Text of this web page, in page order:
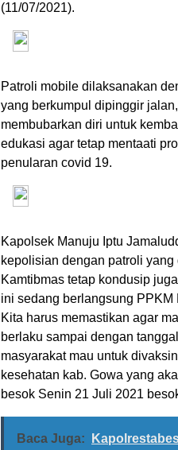
(11/07/2021).
Patroli mobile dilaksanakan
yang berkumpul dipinggir
membubarkan diri untuk
edukasi agar tetap mentaati
penularan covid 19.
Kapolsek Manuju Iptu
kepolisian dengan patroli
Kamtibmas tetap kondusip
ini sedang berlangsung
Kita harus memastikan agar
berlaku sampai dengan
masyarakat mau untuk
kesehatan kab. Gowa yang
besok Senin 21 Juli 2021
Baca Juga: